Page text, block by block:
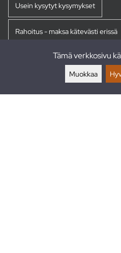
Usein kysytyt kysymykset
Rahoitus - maksa kätevästi erissä
Tämä verkkosivu
Muokkaa